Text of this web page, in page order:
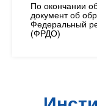
По окончании
документ об
Федеральный
(ФРДО)